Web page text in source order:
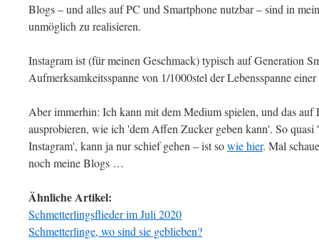
Blogs – und alles auf PC und Smartphone nutzbar – sind in
unmöglich zu realisieren.
Instagram ist (für meinen Geschmack) typisch auf Generation
Aufmerksamkeitsspanne von 1/1000stel der Lebensspanne
Aber immerhin: Ich kann mit dem Medium spielen, und das
ausprobieren, wie ich 'dem Affen Zucker geben kann'. So
Instagram', kann ja nur schief gehen – ist sowie hier. Mal
noch meine Blogs …
Ähnliche Artikel:
Schmetterlingsflieder im Juli 2020
Schmetterlinge, wo sind sie geblieben?